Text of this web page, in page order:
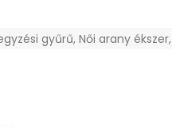
gyűrű, Női arany ékszer,